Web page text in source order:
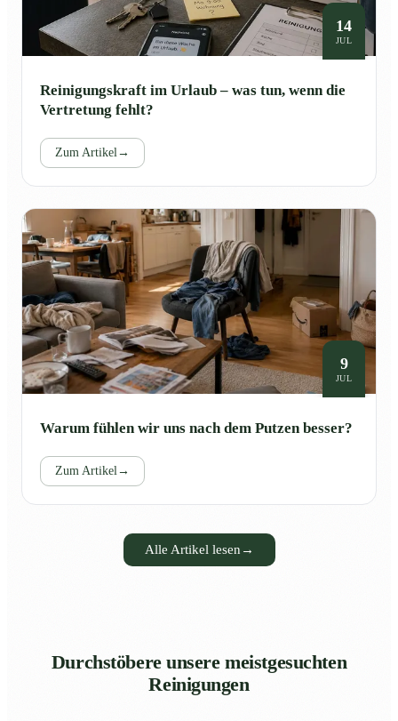
14
JUL
Reinigungskraft im Urlaub – was tun, wenn die
Vertretung fehlt?
Zum Artikel→
9
JUL
Warum fühlen wir uns nach dem Putzen besser?
Zum Artikel→
Alle Artikel lesen →
Durchstöbere unsere meistgesuchten
Reinigungen